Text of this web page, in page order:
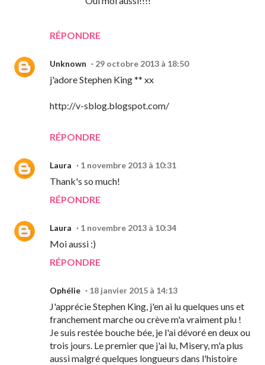
RÉPONDRE
Unknown 29 octobre 2013 à 18:50
j'adore Stephen King ** xx
http://v-sblog.blogspot.com/
RÉPONDRE
Laura 1 novembre 2013 à 10:31
Thank's so much!
RÉPONDRE
Laura 1 novembre 2013 à 10:34
Moi aussi :)
RÉPONDRE
Ophélie 18 janvier 2015 à 14:13
J'apprécie Stephen King, j'en ai lu quelques uns et
franchement marche ou crève m'a vraiment plu !
Je suis restée bouche bée, je l'ai dévoré en deux ou
trois jours. Le premier que j'ai lu, Misery, m'a plus
aussi malgré quelques longueurs dans l'histoire